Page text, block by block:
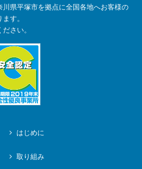
県平塚市を拠点に全国各地へお客様の
す。
さい。
はじめに
取り組み